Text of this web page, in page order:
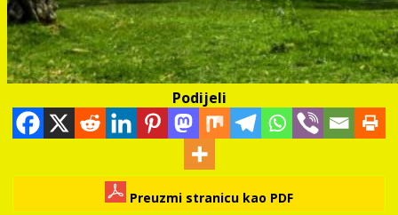
Podijeli
Preuzmi stranicu kao PDF